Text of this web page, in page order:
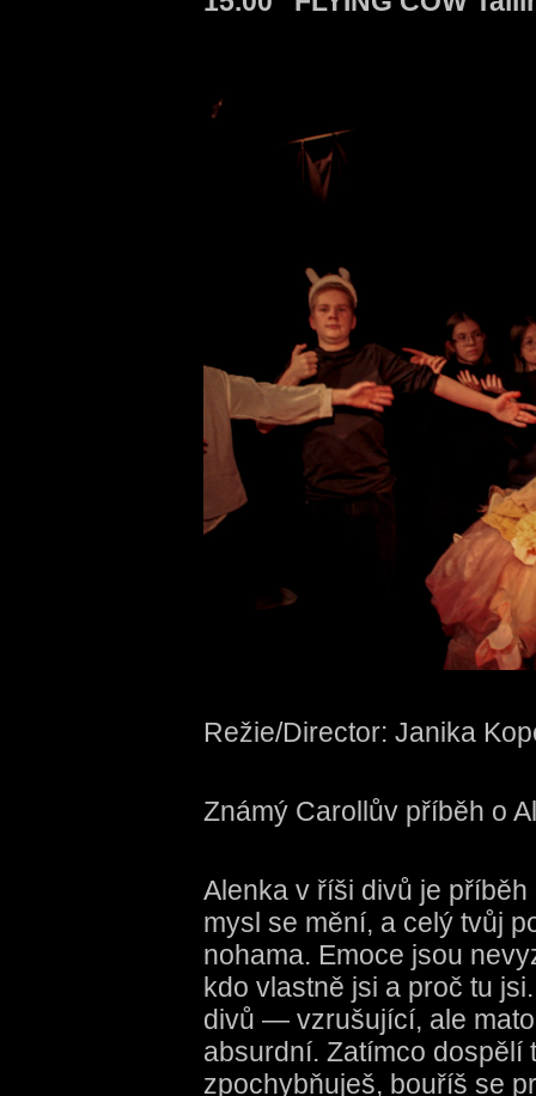
Režie/Director: Janika
Známý Carollův příběh o
Alenka v říši divů je
mysl se mění, a celý tvůj
nohama. Emoce jsou
kdo vlastně jsi a proč tu
divů — vzrušující, ale
absurdní. Zatímco dospělí
zpochybňuješ, bouříš se